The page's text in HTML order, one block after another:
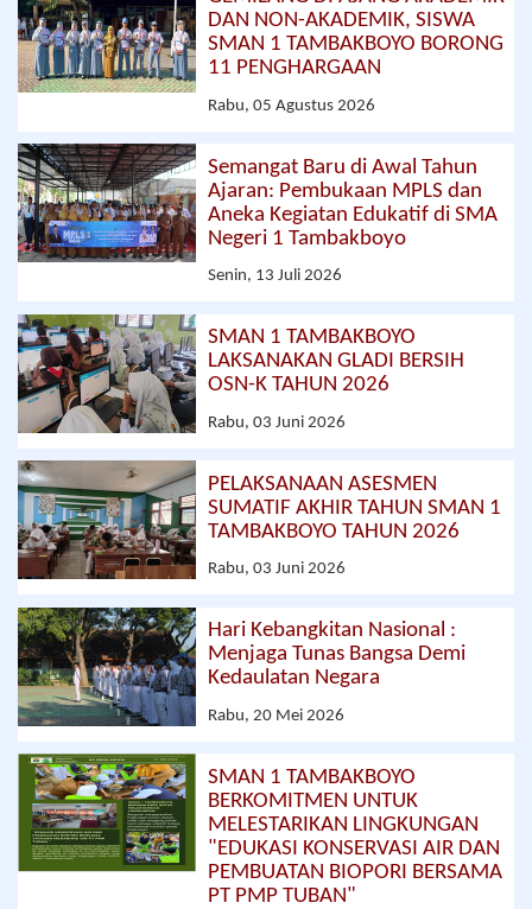
DAN NON-AKADEMIK, SISWA
SMAN 1 TAMBAKBOYO BORONG
11 PENGHARGAAN
Rabu, 05 Agustus 2026
Semangat Baru di Awal Tahun
Ajaran: Pembukaan MPLS dan
Aneka Kegiatan Edukatif di SMA
Negeri 1 Tambakboyo
Senin, 13 Juli 2026
SMAN 1 TAMBAKBOYO
LAKSANAKAN GLADI BERSIH
OSN-K TAHUN 2026
Rabu, 03 Juni 2026
PELAKSANAAN ASESMEN
SUMATIF AKHIR TAHUN SMAN 1
TAMBAKBOYO TAHUN 2026
Rabu, 03 Juni 2026
Hari Kebangkitan Nasional :
Menjaga Tunas Bangsa Demi
Kedaulatan Negara
Rabu, 20 Mei 2026
SMAN 1 TAMBAKBOYO
BERKOMITMEN UNTUK
MELESTARIKAN LINGKUNGAN
"EDUKASI KONSERVASI AIR DAN
PEMBUATAN BIOPORI BERSAMA
PT PMP TUBAN"